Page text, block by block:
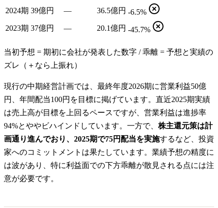
2024期 39億円 — 36.5億円 -6.5%
2023期 37億円 — 20.1億円 -45.7%
当初予想 = 期初に会社が発表した数字 / 乖離 = 予想と実績の
ズレ（＋なら上振れ）
現行の中期経営計画では、最終年度2026期に営業利益50億
円、年間配当100円を目標に掲げています。直近2025期実績
は売上高が目標を上回るペースですが、営業利益は進捗率
94%とややビハインドしています。一方で、 株主還元策は計
画通り進んでおり、2025期で75円配当を実施するなど、投資
家へのコミットメントは果たしています。業績予想の精度に
は波があり、特に利益面での下方乖離が散見される点には注
意が必要です。